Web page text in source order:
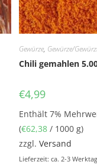
Gewürze, Gewürze/
Chili gemahlen
€4,99
Enthält 7%
(€62,38/ 1000 g)
zzgl. Versand
Lieferzeit: ca. 2-3